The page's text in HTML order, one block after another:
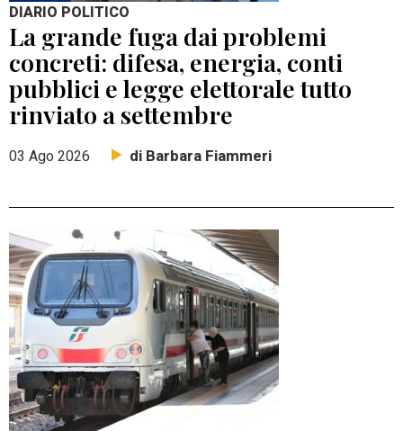
DIARIO POLITICO
La grande fuga dai problemi
concreti: difesa, energia, conti
pubblici e legge elettorale tutto
rinviato a settembre
03 Ago 2026 di Barbara Fiammeri